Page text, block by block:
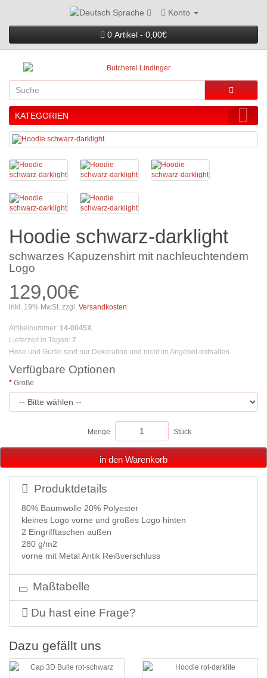
Sprache Konto
0 Artikel - 0,00€
KATEGORIEN
Hoodie schwarz-darklight
schwarzes Kapuzenshirt mit nachleuchtendem
Logo
129,00€
inkl. 19% MwSt. zzgl. Versandkosten
Artikelnummer: 14-0045X
Lieferzeit in Tagen: 7
Hose und Gürtel sind nur Dekoration und nicht im Angebot enthalten
Verfügbare Optionen
Größe
Menge Stück
in den Warenkorb
Produktdetails
80% Baumwolle 20% Polyester
kleines Logo vorne und großes Logo hinten
2 Eingrifftaschen außen
280 g/m2
vorne mit Metal Antik Reißverschluss
Maßtabelle
Du hast eine Frage?
Dazu gefällt uns